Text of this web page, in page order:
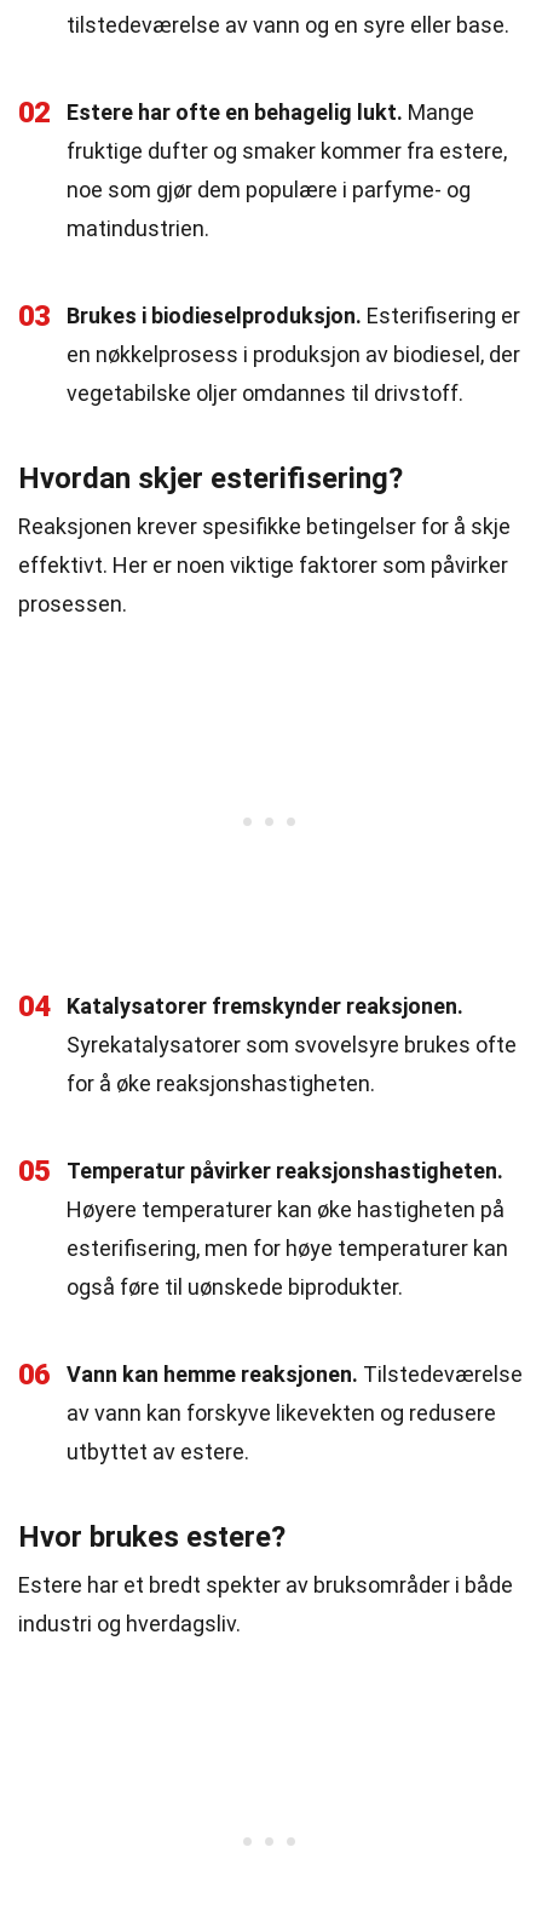
tilstedeværelse av vann og en syre eller base.
02 Estere har ofte en behagelig lukt. Mange
fruktige dufter og smaker kommer fra estere,
noe som gjør dem populære i parfyme- og
matindustrien.
03 Brukes i biodieselproduksjon. Esterifisering er
en nøkkelprosess i produksjon av biodiesel, der
vegetabilske oljer omdannes til drivstoff.
Hvordan skjer esterifisering?
Reaksjonen krever spesifikke betingelser for å skje
effektivt. Her er noen viktige faktorer som påvirker
prosessen.
04
Katalysatorer fremskynder reaksjonen.
Syrekatalysatorer som svovelsyre brukes ofte
for å øke reaksjonshastigheten.
05
Temperatur påvirker reaksjonshastigheten.
Høyere temperaturer kan øke hastigheten på
esterifisering, men for høye temperaturer kan
også føre til uønskede biprodukter.
06 Vann kan hemme reaksjonen. Tilstedeværelse
av vann kan forskyve likevekten og redusere
utbyttet av estere.
Hvor brukes estere?
Estere har et bredt spekter av bruksområder i både
industri og hverdagsliv.